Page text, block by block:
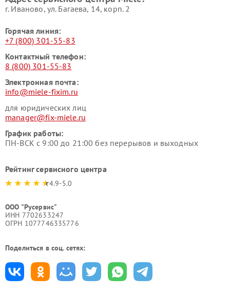
г. Иваново, ул. Багаева, 14, корп. 2
Горячая линия:
+7 (800) 301-55-83
Контактный телефон:
8 (800) 301-55-83
Электронная почта:
info@miele-fixim.ru
для юридических лиц
manager@fix-miele.ru
График работы:
ПН-ВСК с 9:00 до 21:00 без перерывов и выходных
Рейтинг сервисного центра
4.9-5.0
ООО "Русервис"
ИНН 7702633247
ОГРН 1077746335776
Поделиться в соц. сетях: